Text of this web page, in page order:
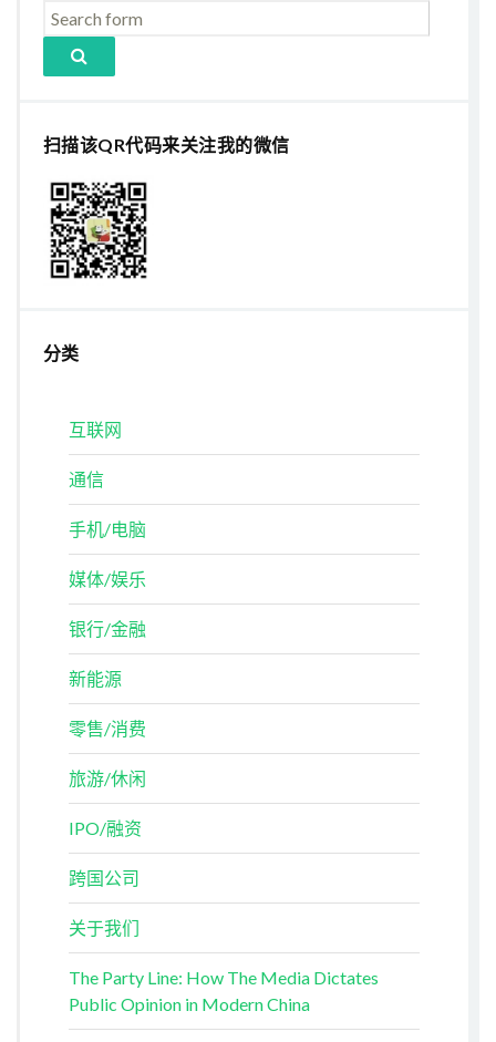
扫描该QR代码来关注我的微信
分类
互联网
通信
手机/电脑
媒体/娱乐
银行/金融
新能源
零售/消费
旅游/休闲
IPO/融资
跨国公司
关于我们
The Party Line: How The Media Dictates
Public Opinion in Modern China